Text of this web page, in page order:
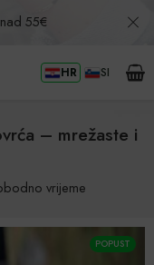
55€
HR SI
– mrežaste i
vrijeme
POPUST